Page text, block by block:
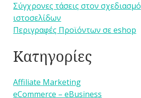
Σύγχρονες τάσεις στον σχεδιασμό
ιστοσελίδων
Περιγραφές Προϊόντων σε eshop
Κατηγορίες
Affiliate Marketing
eCommerce – eBusiness